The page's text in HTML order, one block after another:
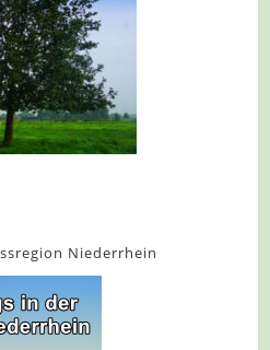
Niederrhein